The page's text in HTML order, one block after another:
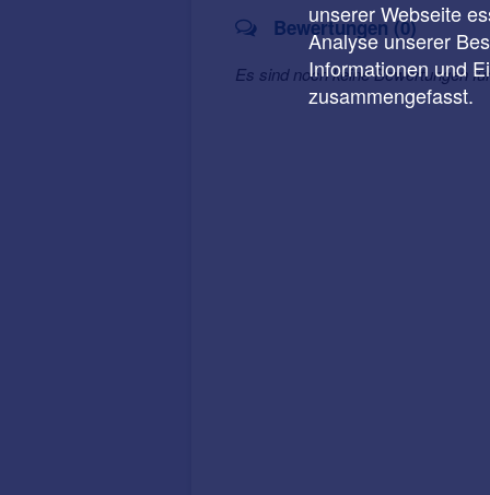
Bewertungen (0)
Es sind noch keine Bewertungen
unserer Webseite
Analyse unserer
Informationen und
zusammengefasst.